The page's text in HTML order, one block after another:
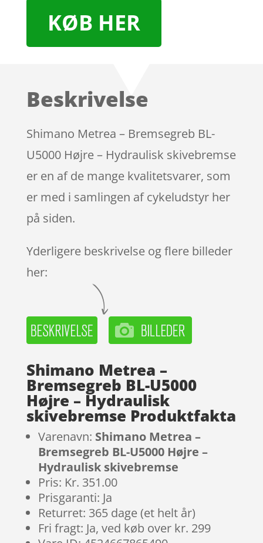
KØB HER
Beskrivelse
Shimano Metrea – Bremsegreb BL-
U5000 Højre – Hydraulisk skivebremse
er en af de mange kvalitetsvarer, som
er med i samlingen af cykeludstyr her
på siden.
Yderligere beskrivelse og flere billeder
her:
Shimano Metrea –
Bremsegreb BL-U5000
Højre – Hydraulisk
skivebremse Produktfakta
Varenavn: Shimano Metrea –
Bremsegreb BL-U5000 Højre –
Hydraulisk skivebremse
Pris: Kr. 351.00
Prisgaranti: Ja
Returret: 365 dage (et helt år)
Fri fragt: Ja, ved køb over kr. 299